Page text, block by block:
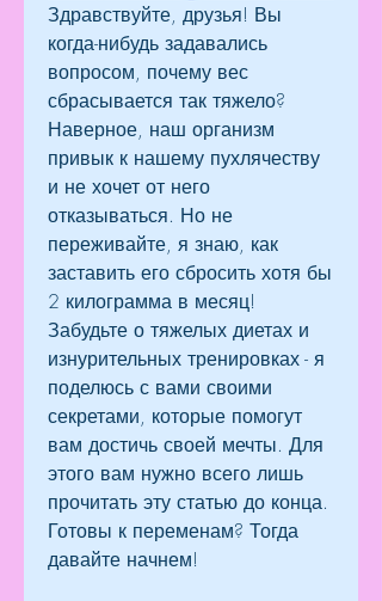
Здравствуйте, друзья! Вы
когда-нибудь задавались
вопросом, почему вес
сбрасывается так тяжело?
Наверное, наш организм
привык к нашему пухлячеству
и не хочет от него
отказываться. Но не
переживайте, я знаю, как
заставить его сбросить хотя бы
2 килограмма в месяц!
Забудьте о тяжелых диетах и
изнурительных тренировках - я
поделюсь с вами своими
секретами, которые помогут
вам достичь своей мечты. Для
этого вам нужно всего лишь
прочитать эту статью до конца.
Готовы к переменам? Тогда
давайте начнем!